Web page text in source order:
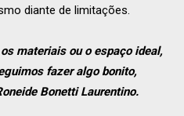
diante de limitações.
materiais ou o espaço ideal,
fazer algo bonito,
Bonetti Laurentino.